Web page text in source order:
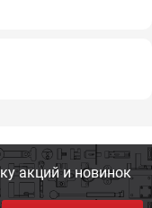
акций и новинок